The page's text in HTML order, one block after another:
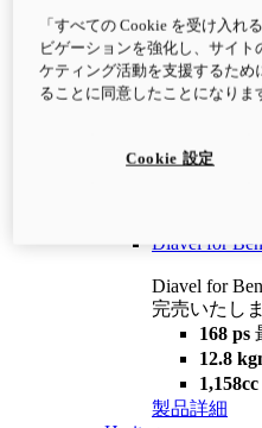
¥4,400,000 i
コンフィギ
newV4 RS
12.2
Diavel for
Diavel for
完売いたし
168 ps
12.8
1,158cc
製品詳細
「すべての Cookie を受け入れ
ビゲーションを強化し、サイ
ケティング活動を支援するため
ることに同意したことになりま
Cookie 設定